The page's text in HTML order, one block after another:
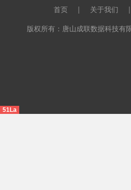
首页 | 关于我们 |
版权所有：唐山成联数据科技
51La